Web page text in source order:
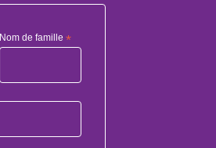
Nom de famille*